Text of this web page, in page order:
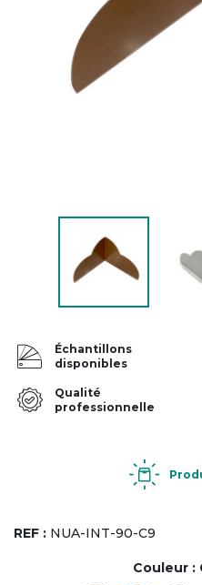
Échantillons
disponibles
Qualité
professionnelle
REF : NUA-INT-90-C9
Couleur :